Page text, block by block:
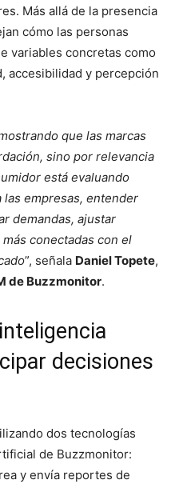
Más allá de la presencia
cómo las personas
variables concretas como
accesibilidad y percepción
que las marcas
sino por relevancia
está evaluando
las empresas, entender
demandas, ajustar
conectadas con el
”, señala Daniel Topete,
de Buzzmonitor.
decisiones
dos tecnologías
de Buzzmonitor:
y envía reportes de